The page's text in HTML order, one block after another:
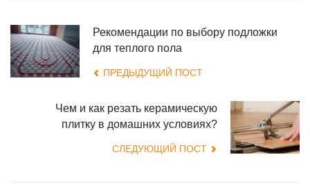
Рекомендации по выбору подложки
для теплого пола
ПРЕДЫДУЩИЙ ПОСТ
Чем и как резать керамическую
плитку в домашних условиях?
СЛЕДУЮЩИЙ ПОСТ